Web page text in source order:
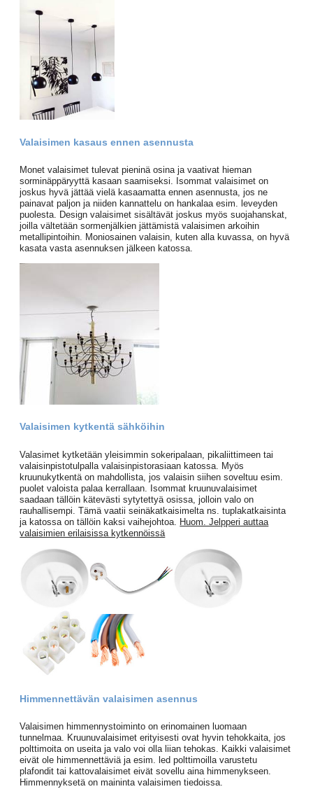
Valaisimen kasaus ennen asennusta
Monet valaisimet tulevat pieninä osina ja vaativat hieman
sorminäppäryyttä kasaan saamiseksi. Isommat valaisimet on
joskus hyvä jättää vielä kasaamatta ennen asennusta, jos ne
painavat paljon ja niiden kannattelu on hankalaa esim. leveyden
puolesta. Design valaisimet sisältävät joskus myös suojahanskat,
joilla vältetään sormenjälkien jättämistä valaisimen arkoihin
metallipintoihin. Moniosainen valaisin, kuten alla kuvassa, on hyvä
kasata vasta asennuksen jälkeen katossa.
Valaisimen kytkentä sähköihin
Valasimet kytketään yleisimmin sokeripalaan, pikaliittimeen tai
valaisinpistotulpalla valaisinpistorasiaan katossa. Myös
kruunukytkentä on mahdollista, jos valaisin siihen soveltuu esim.
puolet valoista palaa kerrallaan. Isommat kruunuvalaisimet
saadaan tällöin kätevästi sytytettyä osissa, jolloin valo on
rauhallisempi. Tämä vaatii seinäkatkaisimelta ns. tuplakatkaisinta
ja katossa on tällöin kaksi vaihejohtoa. Huom. Jelpperi auttaa
valaisimien erilaisissa kytkennöissä
Himmennettävän valaisimen asennus
Valaisimen himmennystoiminto on erinomainen luomaan
tunnelmaa. Kruunuvalaisimet erityisesti ovat hyvin tehokkaita, jos
polttimoita on useita ja valo voi olla liian tehokas. Kaikki valaisimet
eivät ole himmennettäviä ja esim. led polttimoilla varustetu
plafondit tai kattovalaisimet eivät sovellu aina himmenykseen.
Himmennyksetä on maininta valaisimen tiedoissa.